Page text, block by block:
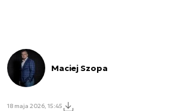
Maciej Szopa
18 maja 2026, 15:45